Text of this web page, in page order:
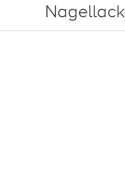
Nagellack